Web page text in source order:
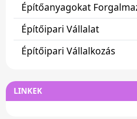
Építőanyagokat
Építőipari Vállalat
Építőipari Vállalkozás
LINKEK